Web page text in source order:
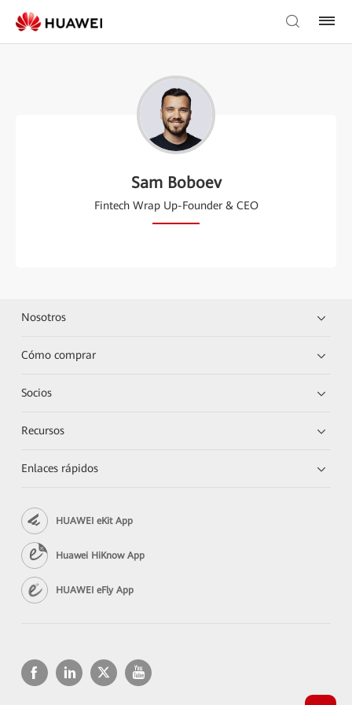
Sam Boboev
Fintech Wrap Up-Founder & CEO
Nosotros
Cómo comprar
Socios
Recursos
Enlaces rápidos
HUAWEI eKit App
Huawei HiKnow App
HUAWEI eFly App